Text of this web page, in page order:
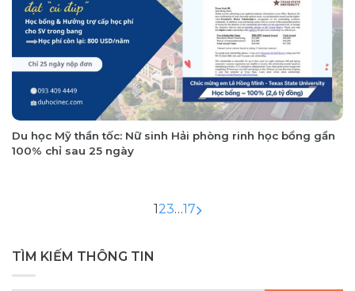
Du học Mỹ thần tốc: Nữ sinh Hải phòng rinh học bổng gần
100% chỉ sau 25 ngày
123…17
TÌM KIẾM THÔNG TIN